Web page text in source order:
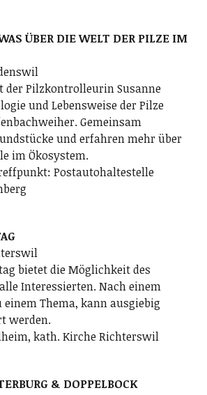
ÜBER DIE WELT DER PILZE IM
der Pilzkontrolleurin Susanne
und Lebensweise der Pilze
Gemeinsam
und erfahren mehr über
im Ökosystem.
Postautohaltestelle
bietet die Möglichkeit des
Interessierten. Nach einem
Thema, kann ausgiebig
werden.
kath. Kirche Richterswil
& DOPPELBOCK